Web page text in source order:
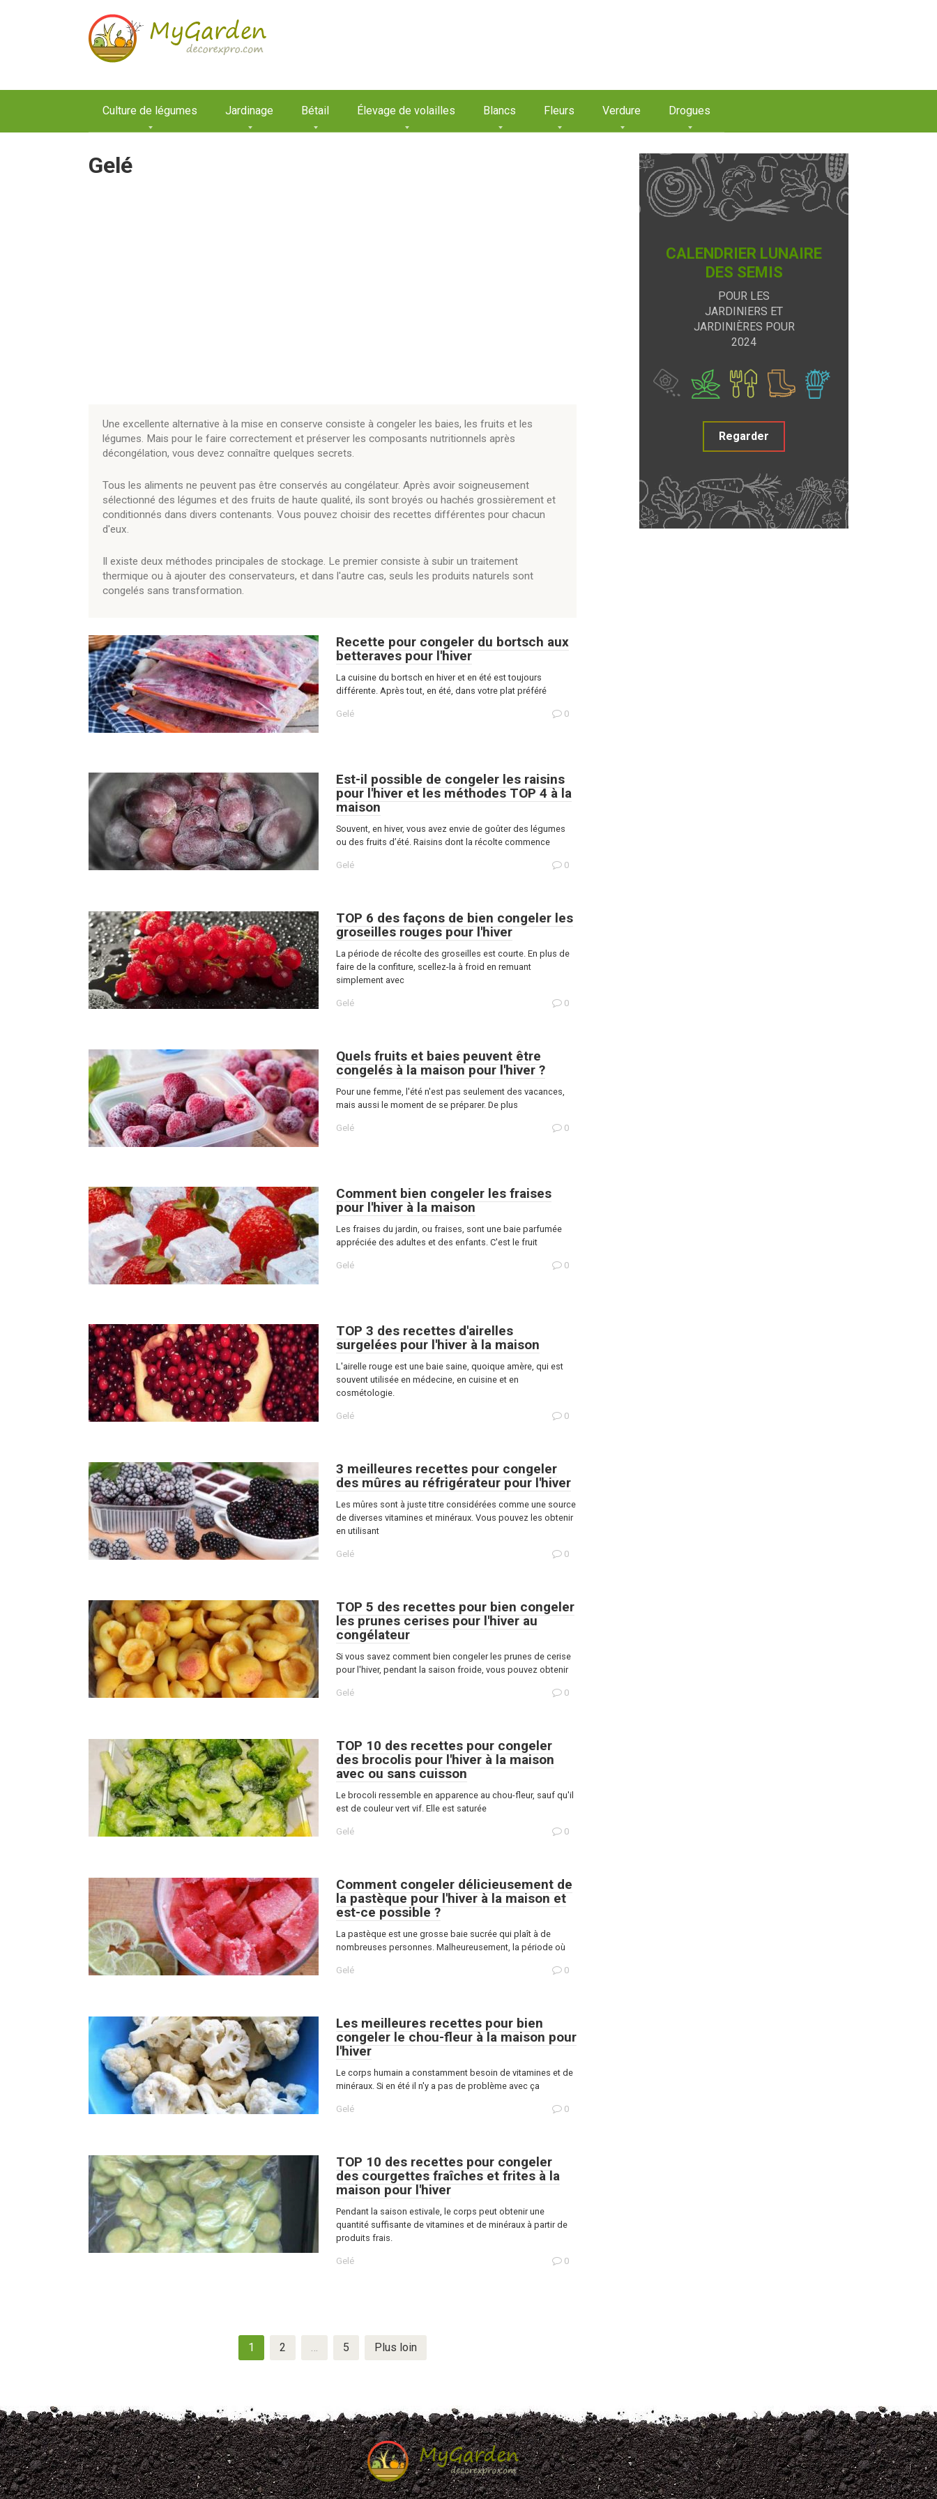
Culture de légumes Jardinage Bétail Élevage de volailles Blancs Fleurs Verdure Drogues
Gelé
Une excellente alternative à la mise en conserve consiste à congeler les baies, les fruits et les
légumes. Mais pour le faire correctement et préserver les composants nutritionnels après
décongélation, vous devez connaître quelques secrets.
Tous les aliments ne peuvent pas être conservés au congélateur. Après avoir soigneusement
sélectionné des légumes et des fruits de haute qualité, ils sont broyés ou hachés grossièrement et
conditionnés dans divers contenants. Vous pouvez choisir des recettes différentes pour chacun
d'eux.
Il existe deux méthodes principales de stockage. Le premier consiste à subir un traitement
thermique ou à ajouter des conservateurs, et dans l'autre cas, seuls les produits naturels sont
congelés sans transformation.
Recette pour congeler du bortsch aux
betteraves pour l'hiver
La cuisine du bortsch en hiver et en été est toujours
différente. Après tout, en été, dans votre plat préféré
Gelé 0
Est-il possible de congeler les raisins
pour l'hiver et les méthodes TOP 4 à la
maison
Souvent, en hiver, vous avez envie de goûter des légumes
ou des fruits d’été. Raisins dont la récolte commence
Gelé 0
TOP 6 des façons de bien congeler les
groseilles rouges pour l'hiver
La période de récolte des groseilles est courte. En plus de
faire de la confiture, scellez-la à froid en remuant
simplement avec
Gelé 0
Quels fruits et baies peuvent être
congelés à la maison pour l'hiver ?
Pour une femme, l'été n'est pas seulement des vacances,
mais aussi le moment de se préparer. De plus
Gelé 0
Comment bien congeler les fraises
pour l'hiver à la maison
Les fraises du jardin, ou fraises, sont une baie parfumée
appréciée des adultes et des enfants. C'est le fruit
Gelé 0
TOP 3 des recettes d'airelles
surgelées pour l'hiver à la maison
L'airelle rouge est une baie saine, quoique amère, qui est
souvent utilisée en médecine, en cuisine et en
cosmétologie.
Gelé 0
3 meilleures recettes pour congeler
des mûres au réfrigérateur pour l'hiver
Les mûres sont à juste titre considérées comme une source
de diverses vitamines et minéraux. Vous pouvez les obtenir
en utilisant
Gelé 0
TOP 5 des recettes pour bien congeler
les prunes cerises pour l'hiver au
congélateur
Si vous savez comment bien congeler les prunes de cerise
pour l'hiver, pendant la saison froide, vous pouvez obtenir
Gelé 0
TOP 10 des recettes pour congeler
des brocolis pour l'hiver à la maison
avec ou sans cuisson
Le brocoli ressemble en apparence au chou-fleur, sauf qu'il
est de couleur vert vif. Elle est saturée
Gelé 0
Comment congeler délicieusement de
la pastèque pour l'hiver à la maison et
est-ce possible ?
La pastèque est une grosse baie sucrée qui plaît à de
nombreuses personnes. Malheureusement, la période où
Gelé 0
Les meilleures recettes pour bien
congeler le chou-fleur à la maison pour
l'hiver
Le corps humain a constamment besoin de vitamines et de
minéraux. Si en été il n'y a pas de problème avec ça
Gelé 0
TOP 10 des recettes pour congeler
des courgettes fraîches et frites à la
maison pour l'hiver
Pendant la saison estivale, le corps peut obtenir une
quantité suffisante de vitamines et de minéraux à partir de
produits frais.
Gelé 0
1 2 … 5 Plus loin
CALENDRIER LUNAIRE
DES SEMIS
POUR LES
JARDINIERS ET
JARDINIÈRES POUR
2024
Regarder